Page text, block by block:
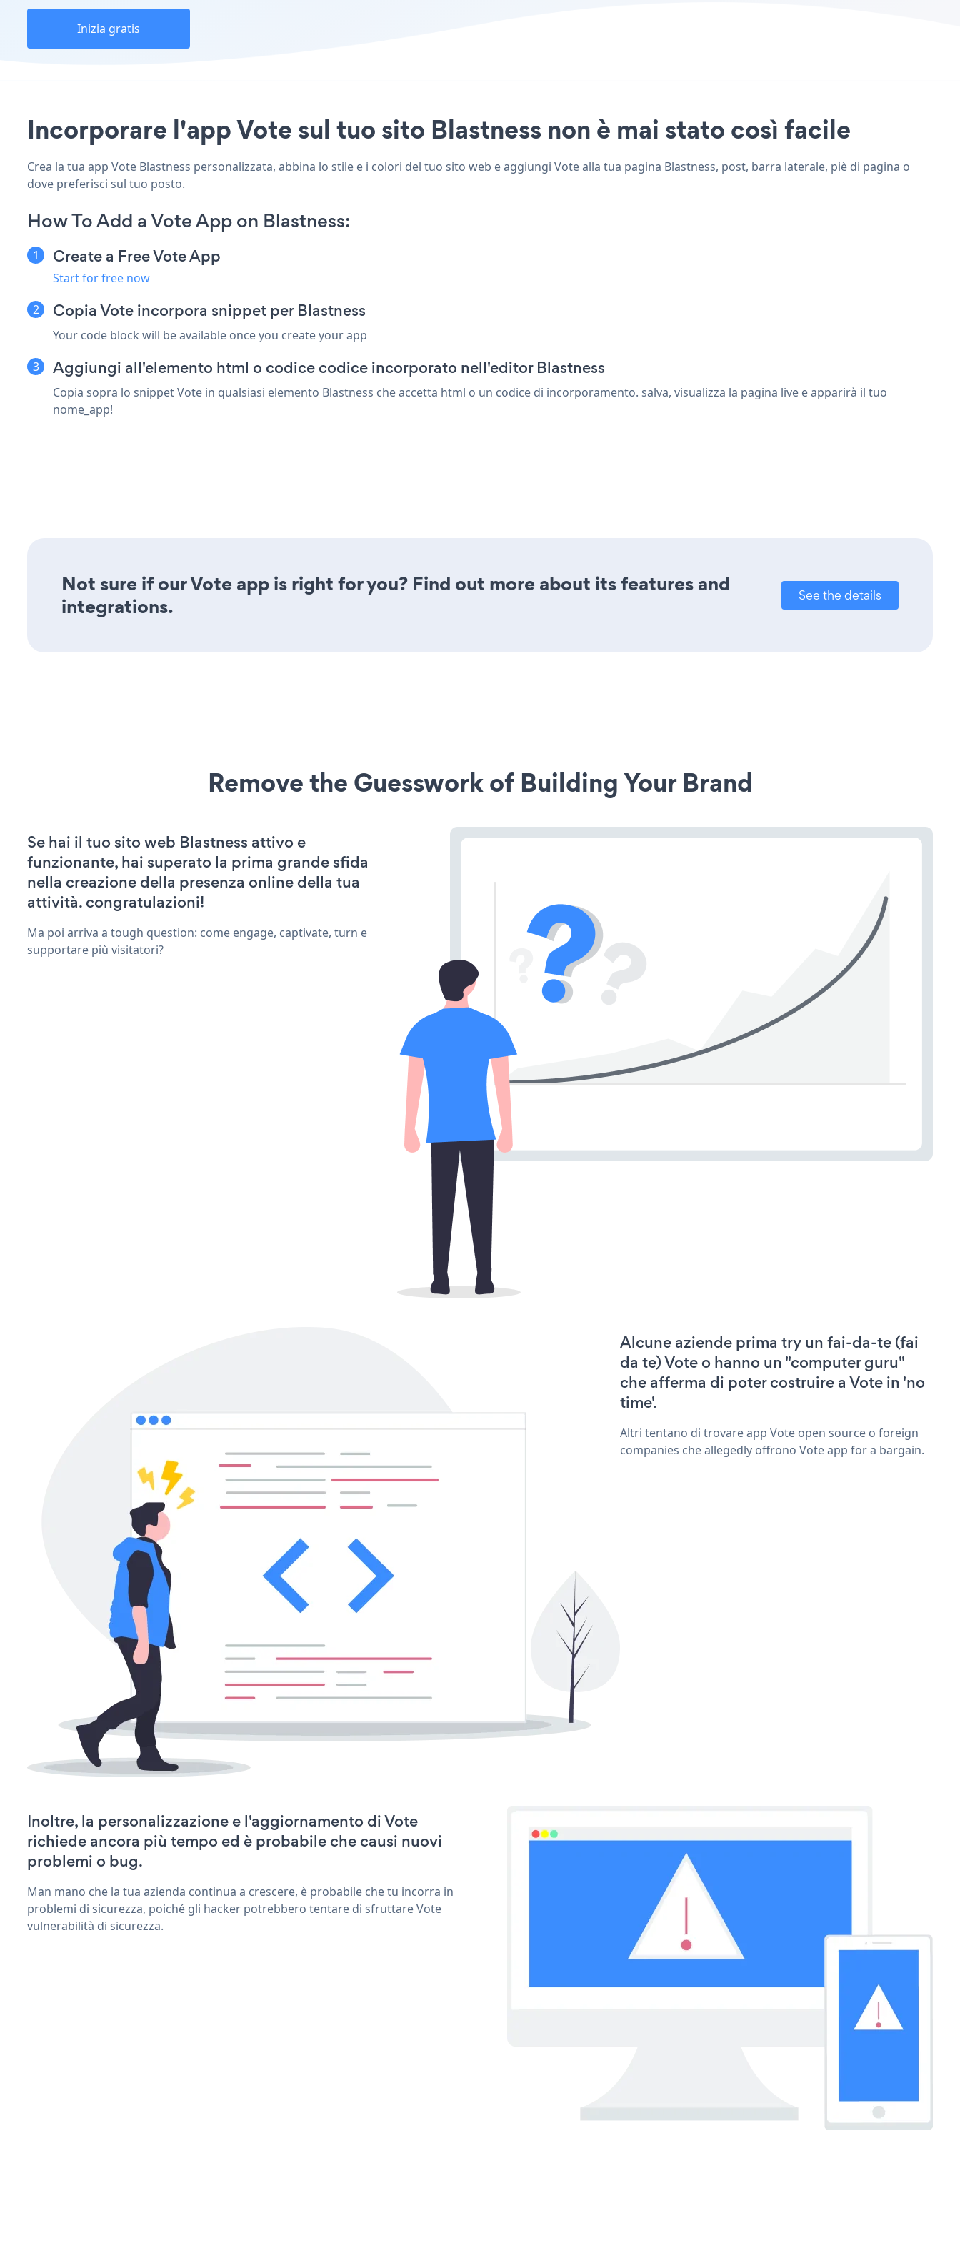
Inizia gratis
Incorporare l'app Vote sul tuo sito Blastness non è mai stato così facile
Crea la tua app Vote Blastness personalizzata, abbina lo stile e i colori del tuo sito web e aggiungi Vote alla tua pagina Blastness, post, barra laterale, piè di pagina o
dove preferisci sul tuo posto.
How To Add a Vote App on Blastness:
Create a Free Vote App
Start for free now
Copia Vote incorpora snippet per Blastness
Your code block will be available once you create your app
Aggiungi all'elemento html o codice codice incorporato nell'editor Blastness
Copia sopra lo snippet Vote in qualsiasi elemento Blastness che accetta html o un codice di incorporamento. salva, visualizza la pagina live e apparirà il tuo
nome_app!
Not sure if our Vote app is right for you? Find out more about its features and
integrations.
See the details
Remove the Guesswork of Building Your Brand
Se hai il tuo sito web Blastness attivo e
funzionante, hai superato la prima grande sfida
nella creazione della presenza online della tua
attività. congratulazioni!
Ma poi arriva a tough question: come engage, captivate, turn e
supportare più visitatori?
Alcune aziende prima try un fai-da-te (fai
da te) Vote o hanno un "computer guru"
che afferma di poter costruire a Vote in 'no
time'.
Altri tentano di trovare app Vote open source o foreign
companies che allegedly offrono Vote app for a bargain.
Inoltre, la personalizzazione e l'aggiornamento di Vote
richiede ancora più tempo ed è probabile che causi nuovi
problemi o bug.
Man mano che la tua azienda continua a crescere, è probabile che tu incorra in
problemi di sicurezza, poiché gli hacker potrebbero tentare di sfruttare Vote
vulnerabilità di sicurezza.